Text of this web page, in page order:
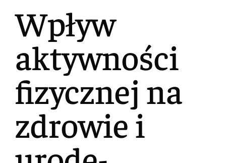
Wpływ
aktywności
fizycznej na
zdrowie i